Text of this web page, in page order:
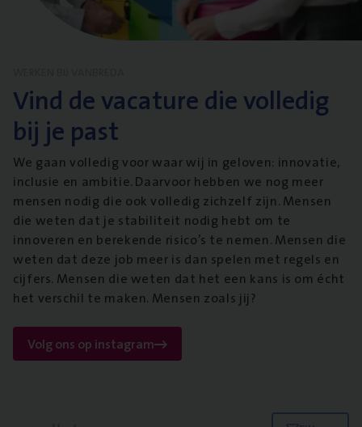
Vind de vacature die volledig
bij je past
We gaan volledig voor waar wij in geloven: innovatie,
inclusie en ambitie. Daarvoor hebben we nog meer
mensen nodig die ook volledig zichzelf zijn. Mensen
die weten dat je stabiliteit nodig hebt om te
innoveren en berekende risico’s te nemen. Mensen die
weten dat deze job meer is dan spelen met regels en
cijfers. Mensen die weten dat het een kans is om écht
het verschil te maken. Mensen zoals jij?
Volg ons op instagram